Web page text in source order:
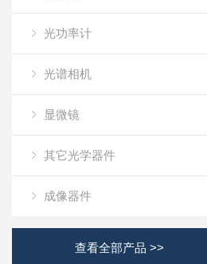
光功率计
光谱相机
显微镜
其它光学器件
成像器件
查看全部产品 >>